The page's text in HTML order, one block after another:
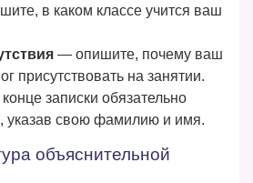
в каком классе учится ваш
— опишите, почему ваш
присутствовать на занятии.
записки обязательно
указав свою фамилию и имя.
объяснительной